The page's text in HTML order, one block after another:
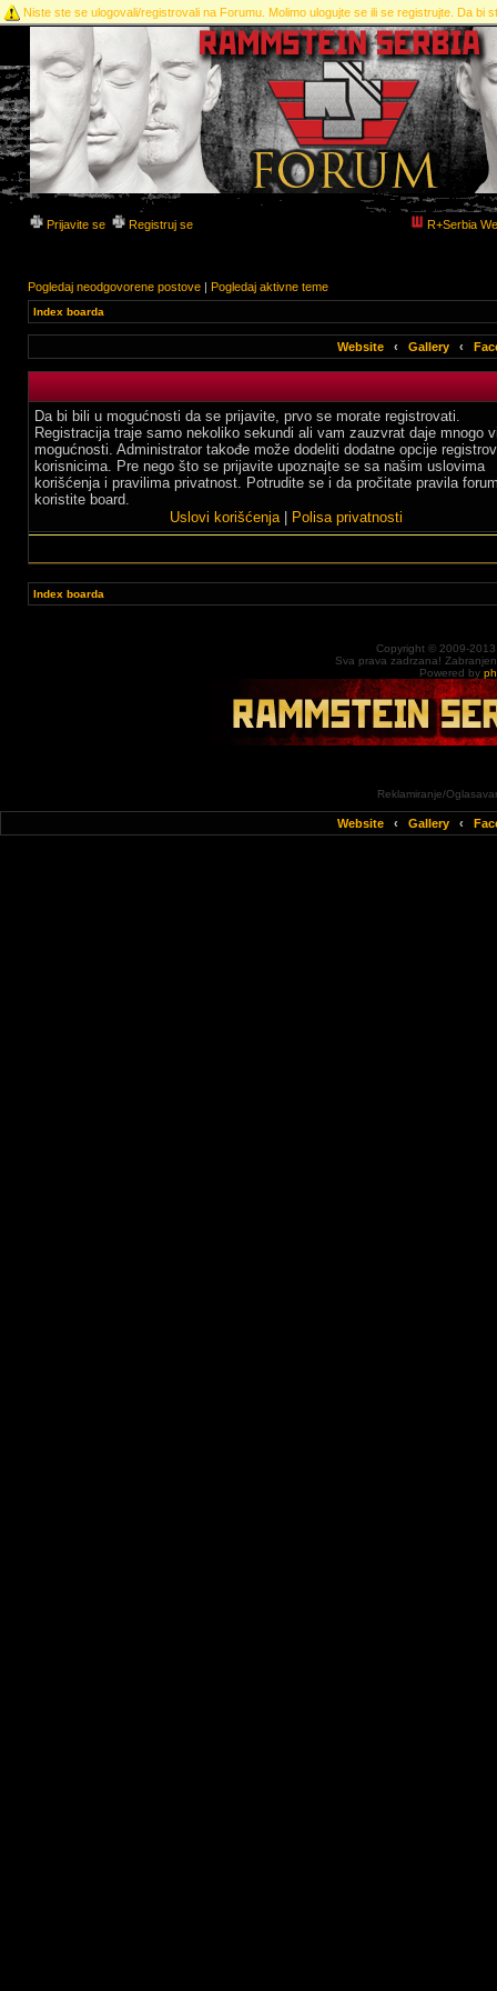
Niste ste se ulogovali/registrovali na Forumu. Molimo ulogujte se ili se registrujte. Da bi
Prijavite se Registruj se R+Serbia
Pogledaj neodgovorene postove | Pogledaj aktivne teme
Index boarda
Website ‹ Gallery ‹
Da bi bili u mogućnosti da se prijavite, prvo se morate registrovati.
Registracija traje samo nekoliko sekundi ali vam zauzvrat daje mnogo
mogućnosti. Administrator takođe može dodeliti dodatne opcije
korisnicima. Pre nego što se prijavite upoznajte se sa našim uslovima
korišćenja i pravilima privatnost. Potrudite se i da pročitate pravila
koristite board.
Uslovi korišćenja| Polisa privatnosti
Index boarda
Copyright © 2009-
Sva prava zadrzana!
Powered by
Reklamiranje/
Website ‹ Gallery ‹